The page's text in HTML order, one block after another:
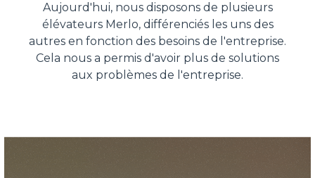
Aujourd'hui, nous disposons de plusieurs
élévateurs Merlo, différenciés les uns des
autres en fonction des besoins de l'entreprise.
Cela nous a permis d'avoir plus de solutions
aux problèmes de l'entreprise.